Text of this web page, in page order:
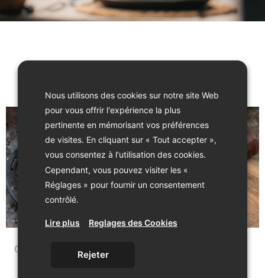
Cocottes & Poêles
Nous utilisons des cookies sur notre site Web
pour vous offrir l'expérience la plus
pertinente en mémorisant vos préférences
de visites. En cliquant sur « Tout accepter »,
vous consentez à l'utilisation des cookies.
Cependant, vous pouvez visiter les «
Réglages » pour fournir un consentement
contrôlé.
Lire plus Reglages des Cookies
Rejeter